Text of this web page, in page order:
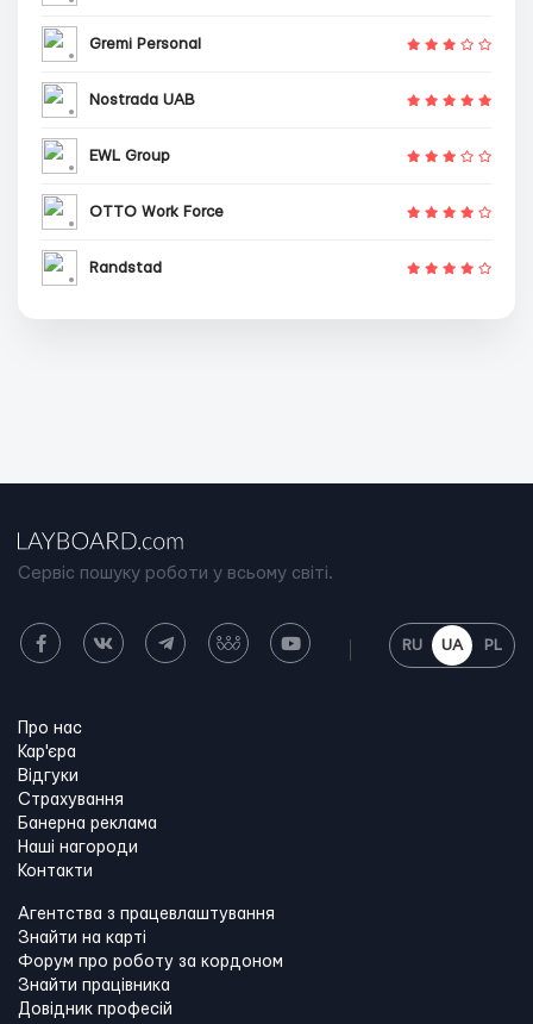
Gremi Personal
Nostrada UAB
EWL Group
OTTO Work Force
Randstad
Сервіс пошуку роботи у всьому світі.
RU UA PL
Про нас
Кар'єра
Відгуки
Страхування
Банерна реклама
Наші нагороди
Контакти
Агентства з працевлаштування
Знайти на карті
Форум про роботу за кордоном
Знайти працівника
Довідник професій